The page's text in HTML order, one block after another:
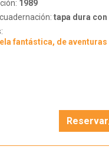
1989
tapa dura con
fantástica, de aventuras